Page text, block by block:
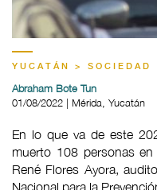
YUCATÁN > SOCIEDAD
Abraham Bote Tun
01/08/2022 | Mérida, Yucatán
En lo que va de este
muerto 108 personas
René Flores Ayora,
Nacional para la